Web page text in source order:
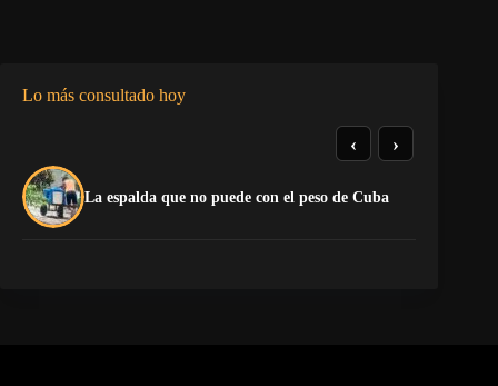
Lo más consultado hoy
La espalda que no puede con el peso de Cuba
‹ ›